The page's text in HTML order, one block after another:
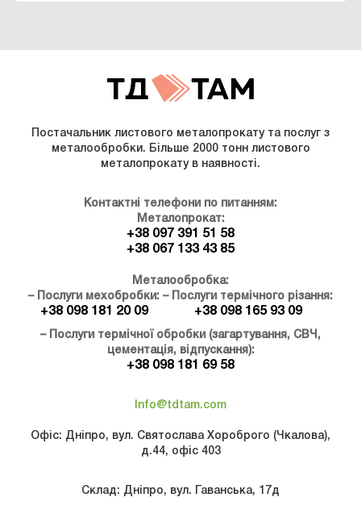
Постачальник листового металопрокату та послуг з
металообробки. Більше 2000 тонн листового
металопрокату в наявності.
Контактні телефони по питанням:
Металопрокат:
+38 097 391 51 58
+38 067 133 43 85
Металообробка:
– Послуги мехобробки:
+38 098 181 20 09
– Послуги термічного різання:
+38 098 165 93 09
– Послуги термічної обробки (загартування, СВЧ,
цементація, відпускання):
+38 098 181 69 58
Info@tdtam.com
Офіс: Дніпро, вул. Святослава Хороброго (Чкалова),
д.44, офіс 403
Склад: Дніпро, вул. Гаванська, 17д